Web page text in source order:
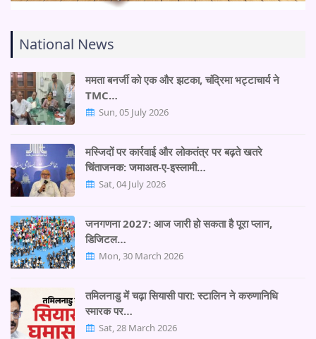
National News
ममता बनर्जी को एक और झटका, चंद्रिमा भट्टाचार्य ने
TMC…
Sun, 05 July 2026
मस्जिदों पर कार्रवाई और लोकतंत्र पर बढ़ते खतरे
चिंताजनक: जमाअत-ए-इस्लामी…
Sat, 04 July 2026
जनगणना 2027: आज जारी हो सकता है पूरा प्लान,
डिजिटल…
Mon, 30 March 2026
तमिलनाडु में चढ़ा सियासी पारा: स्टालिन ने करुणानिधि
स्मारक पर…
Sat, 28 March 2026